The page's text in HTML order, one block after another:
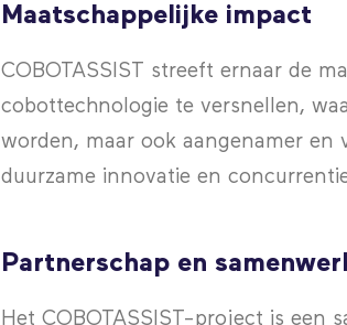
Maatschappelijke impact
COBOTASSIST streeft ernaar de
cobottechnologie te versnellen,
worden, maar ook aangenamer en
duurzame innovatie en
Partnerschap en
Het COBOTASSIST-project is een